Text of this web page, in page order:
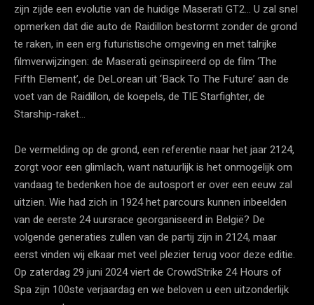
zijn zijde een evolutie van de huidige Maserati GT2… U zal snel
opmerken dat die auto de Raidillon bestormt zonder de grond
te raken, in een erg futuristische omgeving en met talrijke
filmverwijzingen: de Maserati geïnspireerd op de film ‘The
Fifth Element’, de DeLorean uit ‘Back To The Future’ aan de
voet van de Raidillon, de koepels, de TIE Starfighter, de
Starship-raket…
De vermelding op de grond, een referentie naar het jaar 2124,
zorgt voor een glimlach, want natuurlijk is het onmogelijk om
vandaag te bedenken hoe de autosport er over een eeuw zal
uitzien. Wie had zich in 1924 het parcours kunnen inbeelden
van de eerste 24 uursrace georganiseerd in België? De
volgende generaties zullen van de partij zijn in 2124, maar
eerst vinden wij elkaar met veel plezier terug voor deze editie.
Op zaterdag 29 juni 2024 viert de CrowdStrike 24 Hours of
Spa zijn 100ste verjaardag en we beloven u een uitzonderlijk